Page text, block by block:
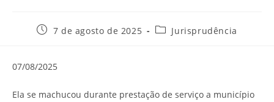
Post7 de agosto de 2025
Categoria
Jurisprudência
07/08/2025
Ela se machucou durante prestação de serviço a município